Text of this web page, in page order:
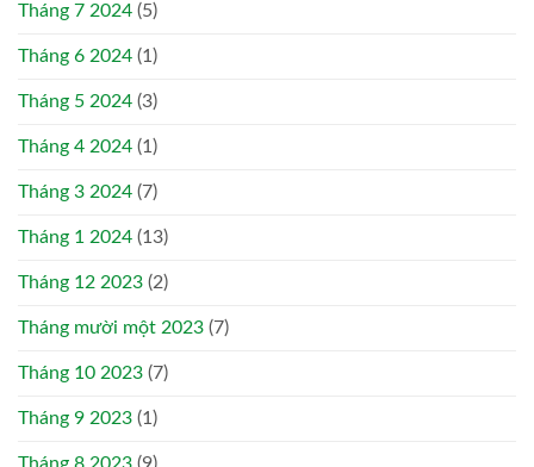
Tháng 7 2024 (5)
Tháng 6 2024 (1)
Tháng 5 2024 (3)
Tháng 4 2024 (1)
Tháng 3 2024 (7)
Tháng 1 2024 (13)
Tháng 12 2023 (2)
Tháng mười một 2023 (7)
Tháng 10 2023 (7)
Tháng 9 2023 (1)